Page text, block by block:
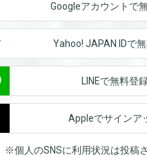
できます。登録すると回答
録すると回答を閲覧するこ
を閲覧することができます
とができます。登録すると
。
Googleアカウントで
Yahoo! JAPAN IDで
LINEで無料登
Appleでサインア
※個人のSNSに利用状況は投稿